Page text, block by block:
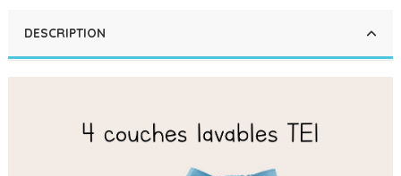
DESCRIPTION